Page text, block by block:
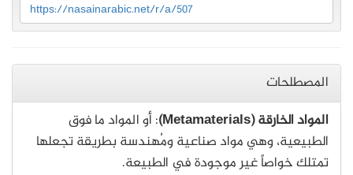
https://nasainarabic.net/r/a/507
المصطلحات
المواد الخارقة (Metamaterials)
: أو المواد ما فوق
الطبيعية، وهي مواد صناعية ومُهندسة بطريقة تجعلها
تمتلك خواصاً غير موجودة في الطبيعة.